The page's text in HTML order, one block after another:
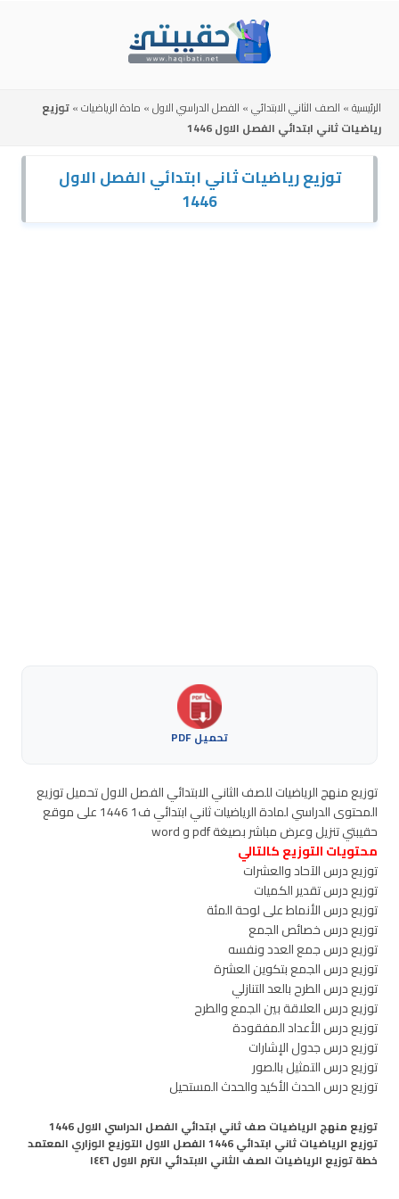
الرئيسية» الصف الثاني الابتدائي» الفصل الدراسي الاول» مادة الرياضيات»توزيع
رياضيات ثاني ابتدائي الفصل الاول 1446
توزيع رياضيات ثاني ابتدائي الفصل الاول
1446
تحميل PDF
توزيع منهج الرياضيات للصف الثاني الابتدائي الفصل الاول تحميل توزيع
المحتوى الدراسي لمادة الرياضيات ثاني ابتدائي ف1 1446 على موقع
حقيبتي تنزيل وعرض مباشر بصيغة pdf و word
محتويات التوزيع كالتالي
توزيع درس الآحاد والعشرات
توزيع درس تقدير الكميات
توزيع درس الأنماط على لوحة المئة
توزيع درس خصائص الجمع
توزيع درس جمع العدد ونفسه
توزيع درس الجمع بتكوين العشرة
توزيع درس الطرح بالعد التنازلي
توزيع درس العلاقة بين الجمع والطرح
توزيع درس الأعداد المفقودة
توزيع درس جدول الإشارات
توزيع درس التمثيل بالصور
توزيع درس الحدث الأكيد والحدث المستحيل
توزيع منهج الرياضيات صف ثاني ابتدائي الفصل الدراسي الاول 1446
توزيع الرياضيات ثاني ابتدائي 1446 الفصل الاول التوزيع الوزاري المعتمد
خطة توزيع الرياضيات الصف الثاني الابتدائي الترم الاول ١٤٤٦